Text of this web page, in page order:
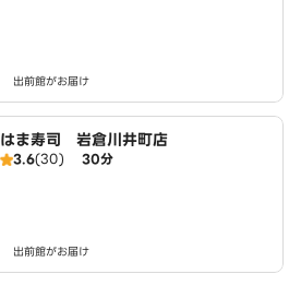
出前館がお届け
はま寿司 岩倉川井町店
3.6(30) 30分
出前館がお届け